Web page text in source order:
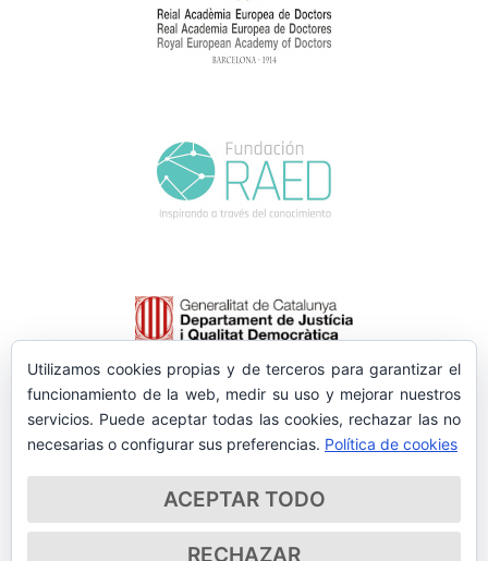
Utilizamos cookies propias y de terceros para garantizar el
funcionamiento de la web, medir su uso y mejorar nuestros
servicios. Puede aceptar todas las cookies, rechazar las no
necesarias o configurar sus preferencias. Política de cookies
ACEPTAR TODO
RECHAZAR